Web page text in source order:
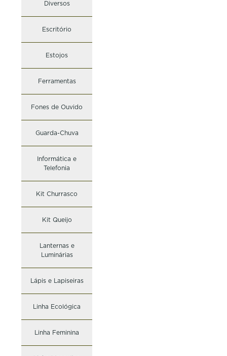
Diversos
Escritório
Estojos
Ferramentas
Fones de Ouvido
Guarda-Chuva
Informática e
Telefonia
Kit Churrasco
Kit Queijo
Lanternas e
Luminárias
Lápis e Lapiseiras
Linha Ecológica
Linha Feminina